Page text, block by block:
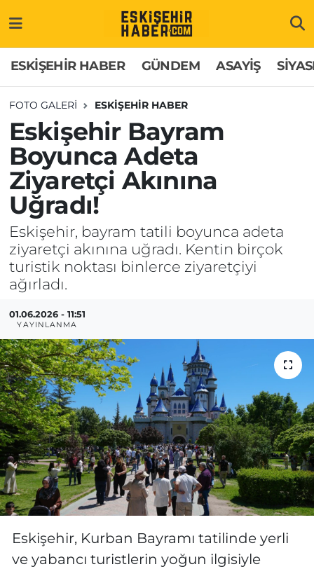
ESKİŞEHİR HABER GÜNDEM ASAYİŞ
FOTO GALERI ESKİŞEHİR HABER
Eskişehir Bayram
Boyunca Adeta
Ziyaretçi Akınına
Uğradı!
Eskişehir, bayram tatili boyunca adeta
ziyaretçi akınına uğradı. Kentin birçok
turistik noktası binlerce ziyaretçiyi
ağırladı.
01.06.2026 - 11:51
YAYINLANMA
Eskişehir, Kurban Bayramı tatilinde yerli
ve yabancı turistlerin yoğun ilgisiyle
GÜNDEM
ASAYİŞ
SİYASET
EKONOMİ
SAĞLIK
EĞİTİM
MAGAZİN
ESKİŞEHİRSPOR
Hakkımızda
İletişim
Künye
Odunpazarı Trafik Yoğunluk Haritası
Süper Lig Puan Durumu ve Fikstür
Tüm Manşetler
Son Dakika Haberleri
Haber Arşivi